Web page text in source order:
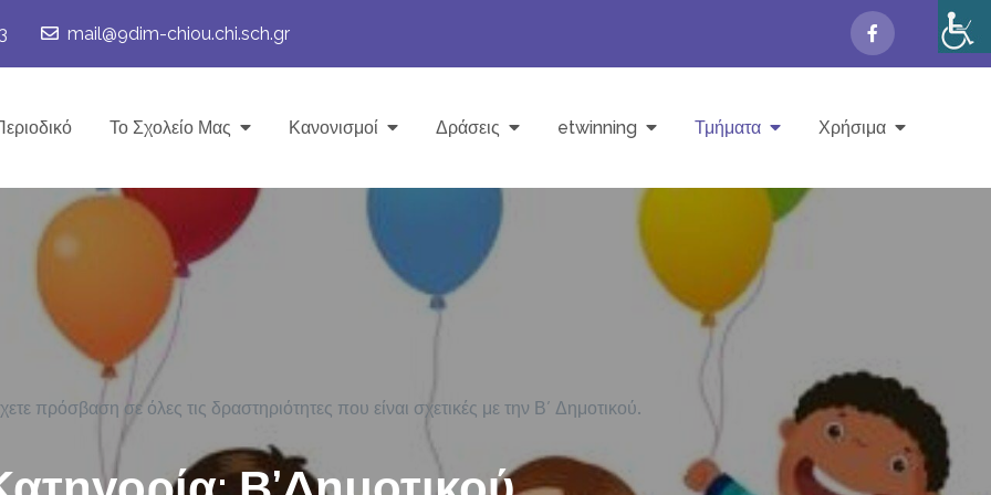
mail@9dim-chiou.chi.sch.gr
Το Σχολείο Μας Κανονισμοί Δράσεις etwinning Τμήματα Χρήσιμα
πρόσβαση σε όλες τις δραστηριότητες που είναι σχετικές με την Β’ Δημοτικού.